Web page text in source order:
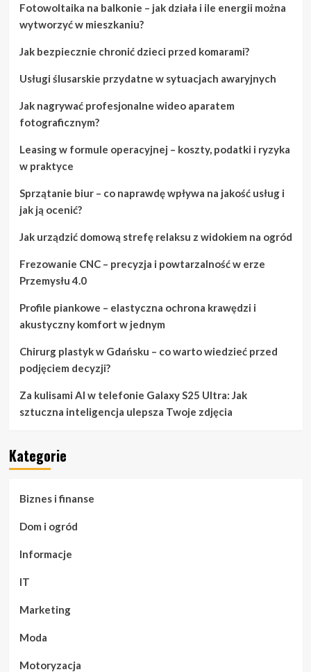
Fotowoltaika na balkonie – jak działa i ile energii można
wytworzyć w mieszkaniu?
Jak bezpiecznie chronić dzieci przed komarami?
Usługi ślusarskie przydatne w sytuacjach awaryjnych
Jak nagrywać profesjonalne wideo aparatem
fotograficznym?
Leasing w formule operacyjnej – koszty, podatki i ryzyka
w praktyce
Sprzątanie biur – co naprawdę wpływa na jakość usług i
jak ją ocenić?
Jak urządzić domową strefę relaksu z widokiem na ogród
Frezowanie CNC – precyzja i powtarzalność w erze
Przemysłu 4.0
Profile piankowe – elastyczna ochrona krawędzi i
akustyczny komfort w jednym
Chirurg plastyk w Gdańsku – co warto wiedzieć przed
podjęciem decyzji?
Za kulisami AI w telefonie Galaxy S25 Ultra: Jak
sztuczna inteligencja ulepsza Twoje zdjęcia
Kategorie
Biznes i finanse
Dom i ogród
Informacje
IT
Marketing
Moda
Motoryzacja